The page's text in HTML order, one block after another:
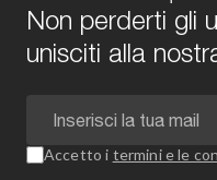
Non perderti gli
unisciti alla
Accetto i termini e le